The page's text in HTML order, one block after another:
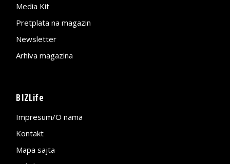
Media Kit
Pretplata na magazin
Newsletter
Arhiva magazina
BIZLife
Impresum/O nama
Kontakt
Mapa sajta